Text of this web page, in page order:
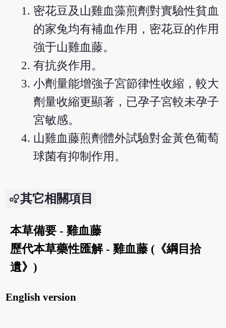
密花豆及山雞血藻煎劑對實驗性貧血
的家兔均有補血作用，密花豆的作用
強于山雞血藤。
有抗炎作用。
小劑量能增強子宮節律性收縮，較大
劑量收縮更顯著，已孕子宮較未孕子
宮敏感。
山雞血藤煎劑體外試驗對金黃色葡萄
球菌有抑制作用。
其它相關項目
本草備要 - 雞血藤
歷代本草藥性匯解 - 雞血藤 (《綱目拾
遺》)
English version